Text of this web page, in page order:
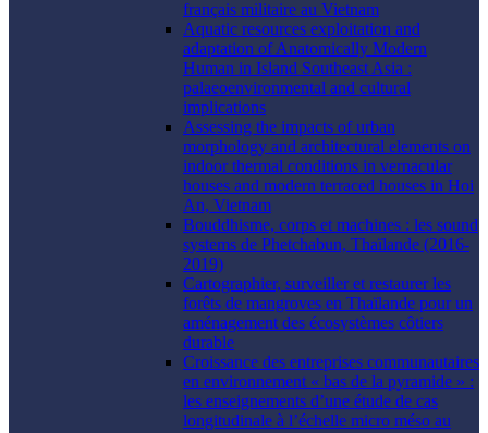
français militaire au Vietnam
Aquatic resources exploitation and
adaptation of Anatomically Modern
Human in Island Southeast Asia :
palaeoenvironmental and cultural
implications
Assessing the impacts of urban
morphology and architectural elements on
indoor thermal conditions in vernacular
houses and modern terraced houses in Hoi
An, Vietnam
Bouddhisme, corps et machines : les sound
systems de Phetchabun, Thaïlande (2016-
2019)
Cartographier, surveiller et restaurer les
forêts de mangroves en Thaïlande pour un
aménagement des écosystèmes côtiers
durable
Croissance des entreprises communautaires
en environnement « bas de la pyramide » :
les enseignements d’une étude de cas
longitudinale à l’échelle micro méso au